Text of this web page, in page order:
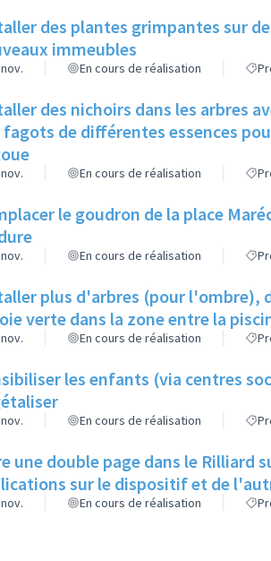
des plantes grimpantes sur
immeubles
En cours de réalisation
des nichoirs dans les arbres
fagots de différentes essences
En cours de réalisation
le goudron de la place
En cours de réalisation
plus d'arbres (pour l'ombre),
verte dans la zone entre la
En cours de réalisation
les enfants (via centres
En cours de réalisation
une double page dans le Rilliard
sur le dispositif et de
En cours de réalisation